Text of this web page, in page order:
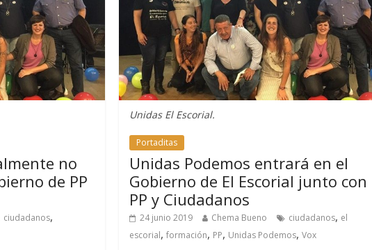
no
de PP
ciudadanos,
Unidas El Escorial.
Portaditas
Unidas Podemos entrará en el
Gobierno de El Escorial junto con
PP y Ciudadanos
24 junio 2019 Chema Bueno ciudadanos, el
escorial,formación, PP, Unidas Podemos,Vox